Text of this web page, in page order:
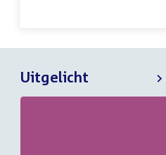
Uitgelicht